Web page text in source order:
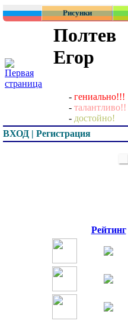
Рисунки
Полтев
Егор
- гениально!!!
- талантливо!!
- достойно!
ВХОД | Регистрация
Рейтинг